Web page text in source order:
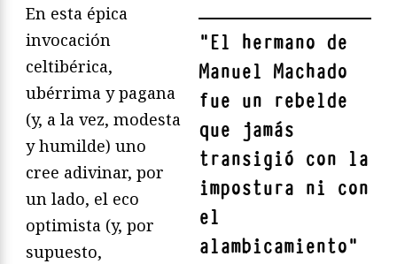
"El hermano de
Manuel Machado
fue un rebelde
que jamás
transigió con la
impostura ni con
el
alambicamiento"
En esta épica
invocación
celtibérica,
ubérrima y pagana
(y, a la vez, modesta
y humilde) uno
cree adivinar, por
un lado, el eco
optimista (y, por
supuesto,